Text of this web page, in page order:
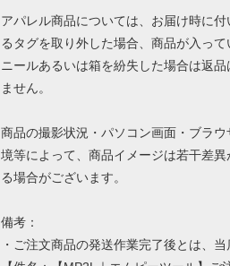
アパレル商品については、お届け時に付
るタグを取り外した場合、商品が入って
ニールあるいは箱を紛失した場合は返品
ません。
商品の撮影状況・パソコン画面・ブラウ
境等によって、商品イメージは若干差異
る場合がございます。
備考：
・ご注文商品の発送作業完了後とは、当